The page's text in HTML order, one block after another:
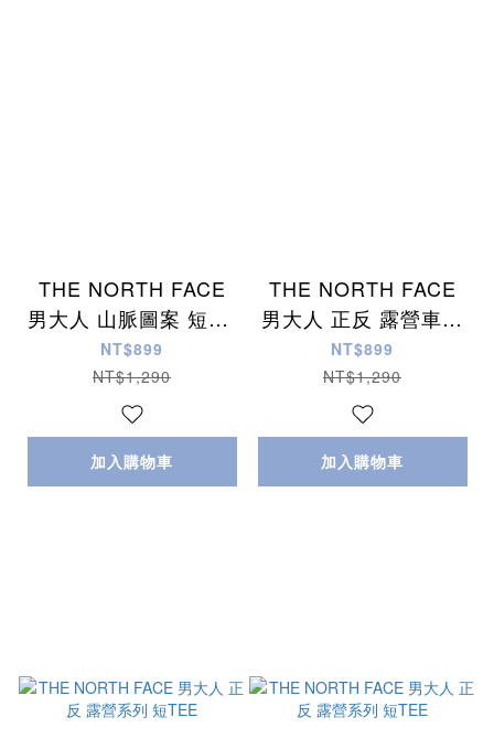
THE NORTH FACE
男大人 山脈圖案 短TE
E
NT$899
NT$1,290
加入購物車
THE NORTH FACE
男大人 正反 露營車圖
案 短TEE
NT$899
NT$1,290
加入購物車